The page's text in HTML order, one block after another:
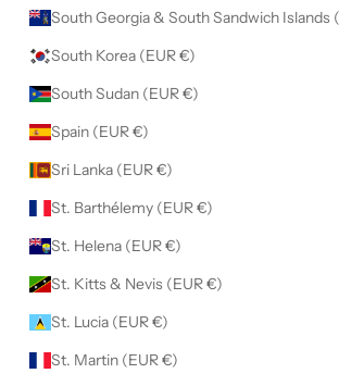
South Georgia & South Sandwich Islands
South Korea (EUR €)
South Sudan (EUR €)
Spain (EUR €)
Sri Lanka (EUR €)
St. Barthélemy (EUR €)
St. Helena (EUR €)
St. Kitts & Nevis (EUR €)
St. Lucia (EUR €)
St. Martin (EUR €)